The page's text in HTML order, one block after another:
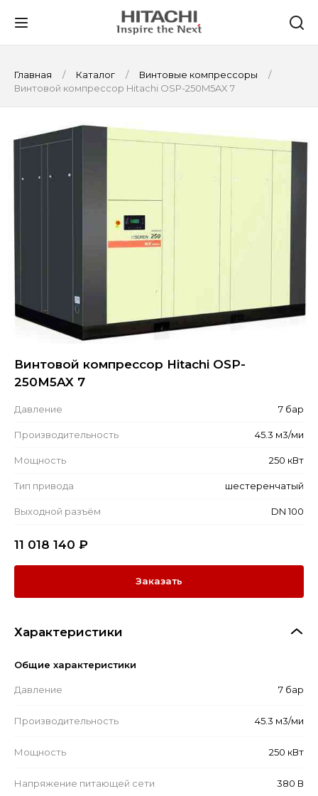
Главная Каталог
Винтовые компрессоры
Винтовой компрессор Hitachi OSP-250M5AX 7
Винтовой компрессор Hitachi OSP-
250M5AX 7
Давление 7 бар
Производительность 45.3 м3/ми
Мощность 250 кВт
Тип привода шестеренчатый
Выходной разъём DN 100
11 018 140 ₽
Заказать
Характеристики
Общие характеристики
Давление 7 бар
Производительность 45.3 м3/ми
Мощность 250 кВт
Напряжение питающей сети 380 В